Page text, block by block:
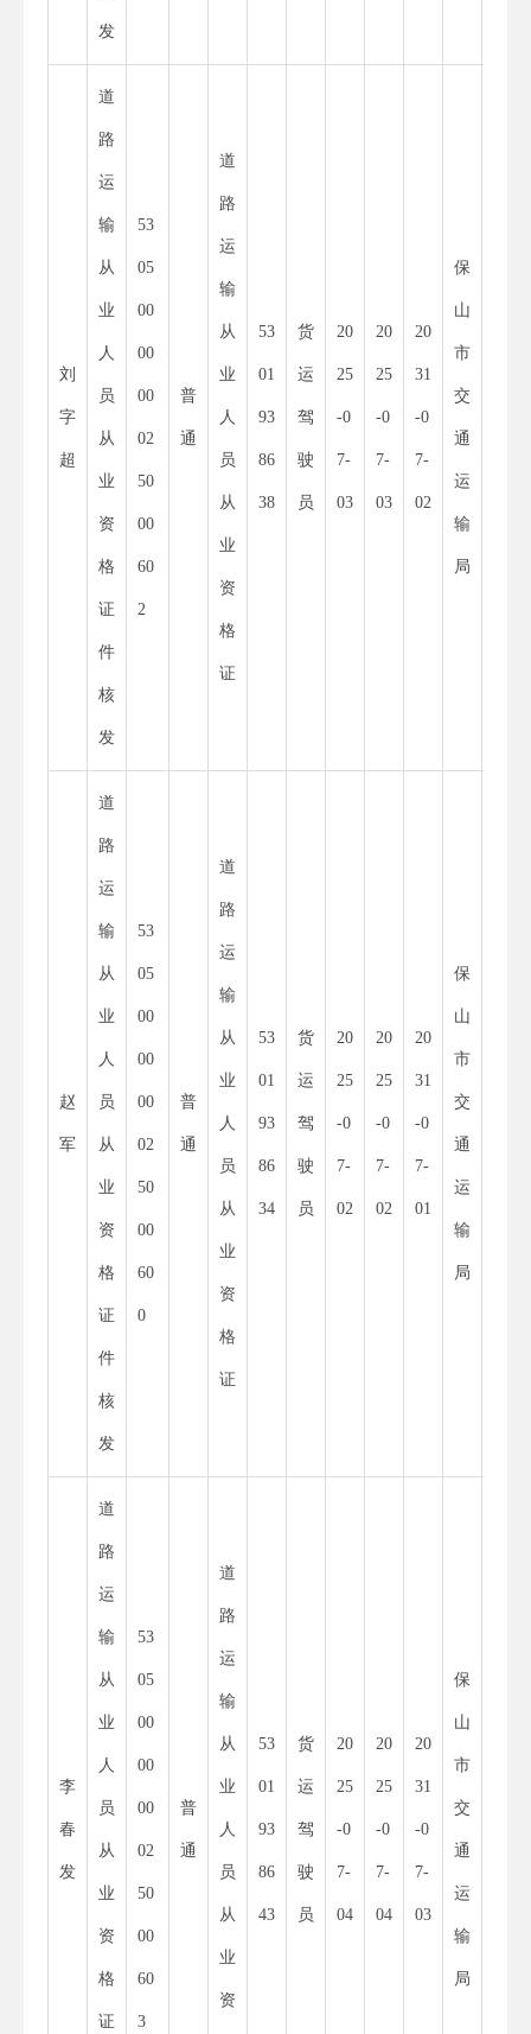
发
刘
字
超
道
路
运
输
从
业
人
员
从
业
资
格
证
件
核
发
53
05
00
00
00
02
50
00
60
2
普
通
道
路
运
输
从
业
人
员
从
业
资
格
证
53
01
93
86
38
货
运
驾
驶
员
20
25
-0
7-
03
20
25
-0
7-
03
20
31
-0
7-
02
保
山
市
交
通
运
输
局
赵
军
道
路
运
输
从
业
人
员
从
业
资
格
证
件
核
发
53
05
00
00
00
02
50
00
60
0
普
通
道
路
运
输
从
业
人
员
从
业
资
格
证
53
01
93
86
34
货
运
驾
驶
员
20
25
-0
7-
02
20
25
-0
7-
02
20
31
-0
7-
01
保
山
市
交
通
运
输
局
李
春
发
道
路
运
输
从
业
人
员
从
业
资
格
证
53
05
00
00
00
02
50
00
60
3
普
通
道
路
运
输
从
业
人
员
从
业
资
53
01
93
86
43
货
运
驾
驶
员
20
25
-0
7-
04
20
25
-0
7-
04
20
31
-0
7-
03
保
山
市
交
通
运
输
局